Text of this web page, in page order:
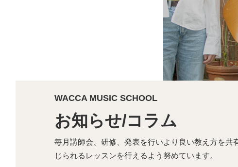
WACCA MUSIC SCHOOL
お知らせ/コラム
毎月講師会、研修、発表を行いより良い教え方を共
じられるレッスンを行えるよう努めています。